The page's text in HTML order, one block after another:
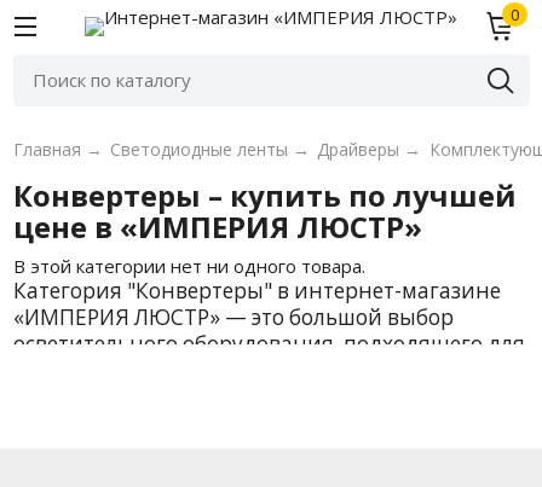
0
Главная → Светодиодные ленты → Драйверы →
Конвертеры – купить по лучшей
цене в «ИМПЕРИЯ ЛЮСТР»
В этой категории нет ни одного товара.
Категория "Конвертеры" в интернет-магазине
«ИМПЕРИЯ ЛЮСТР» — это большой выбор
осветительного оборудования, подходящего для